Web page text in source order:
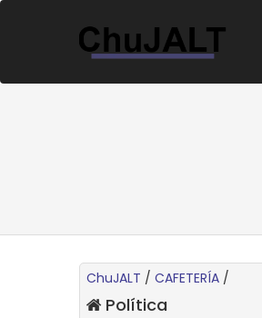
ChuJALT / CAFETERÍA /
Política